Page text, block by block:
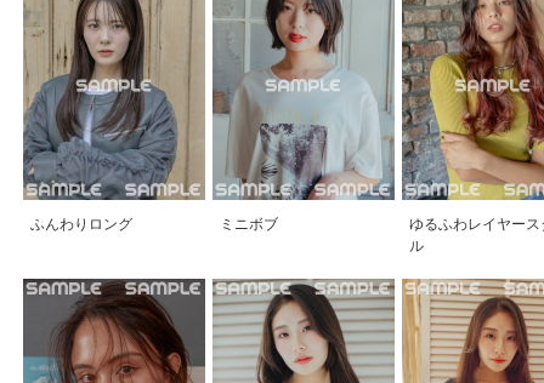
ふんわりロング ミニボブ
ゆるふわレイヤース
ル